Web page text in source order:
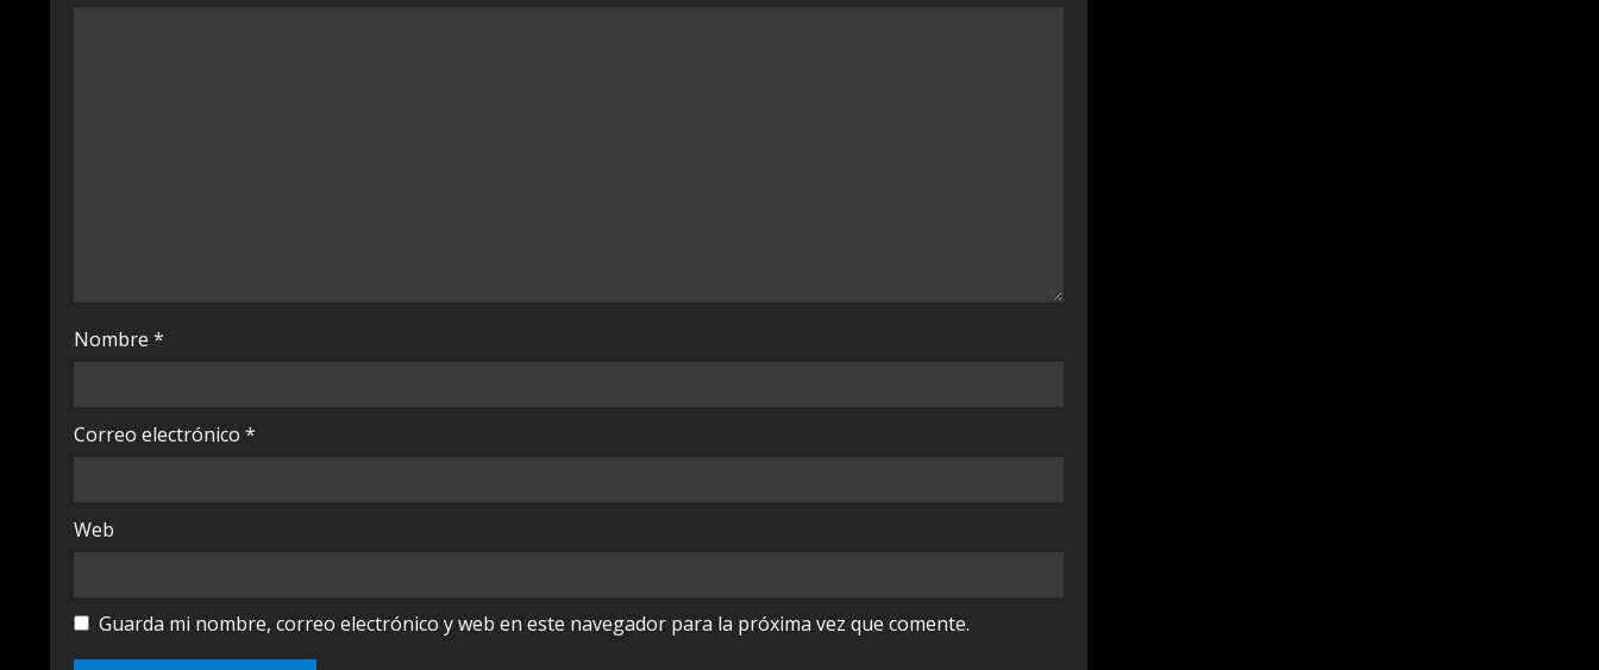
n
g
Nombre *
Correo electrónico *
Web
Guarda mi nombre, correo electrónico y web en este navegador para la próxima vez que comente.